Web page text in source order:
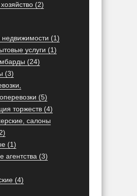
(2)
недвижимости (1)
услуги (1)
(24)
(3)
(5)
торжеств (4)
салоны
(1)
агентства (3)
(4)